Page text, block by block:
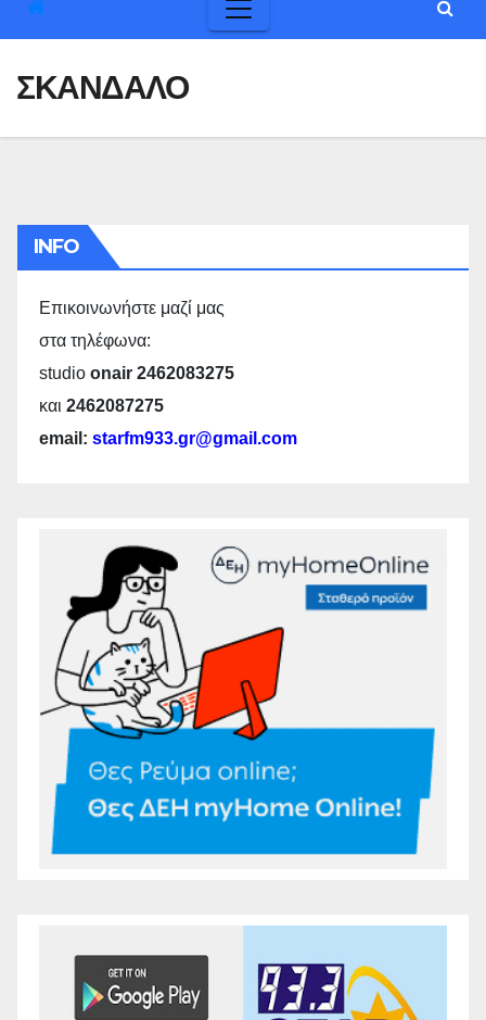
ΣΚΑΝΔΑΛΟ
INFO
Επικοινωνήστε μαζί μας
στα τηλέφωνα:
studio onair 2462083275
και 2462087275
email: starfm933.gr@gmail.com